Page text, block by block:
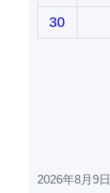
30
2026年8月9